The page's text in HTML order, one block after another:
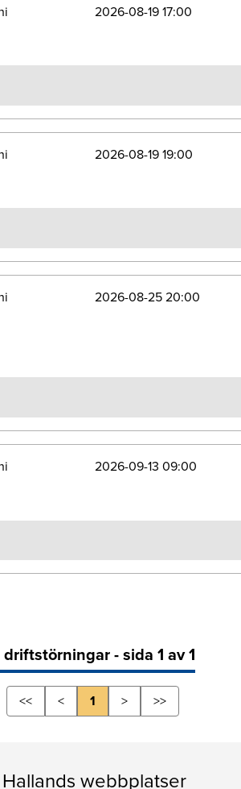
2026-08-19 17:00
2026-08-19 19:00
2026-08-25 20:00
2026-09-13 09:00
driftstörningar - sida 1 av 1
<< < 1 > >>
webbplatser